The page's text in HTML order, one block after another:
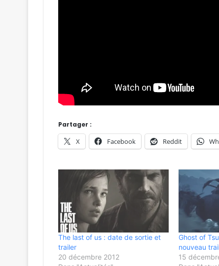
Partager :
X Facebook Reddit
The last of us : date de sortie et
trailer
20 décembre 2012
Ghost of
nouveau
15